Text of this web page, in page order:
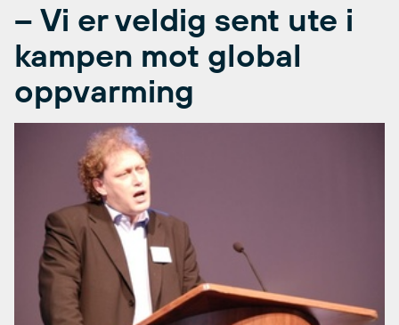
– Vi er veldig sent ute i
kampen mot global
oppvarming